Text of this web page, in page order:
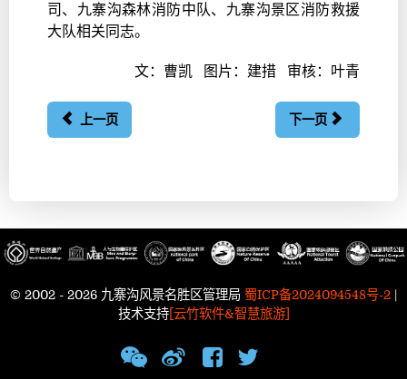
司、九寨沟森林消防中队、九寨沟景区消防救援
大队相关同志。
文：曹凯 图片：建措 审核：叶青
上一页 下一页
© 2002 - 2026 九寨沟风景名胜区管理局 蜀ICP备2024094548号-2 |
技术支持[云竹软件&智慧旅游]